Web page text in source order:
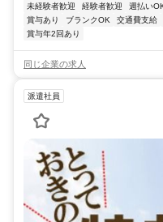
未経験者歓迎
経験者歓迎 週払い
賞与あり
ブランクOK 交通費支給
賞与年2回あり
同じ企業の求人
派遣社員